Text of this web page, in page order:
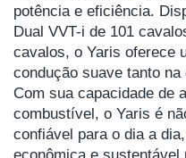
potência e eficiência.
Dual VVT-i de 101
cavalos, o Yaris oferece
condução suave tanto
Com sua capacidade de
combustível, o Yaris é
confiável para o dia a
econômica e